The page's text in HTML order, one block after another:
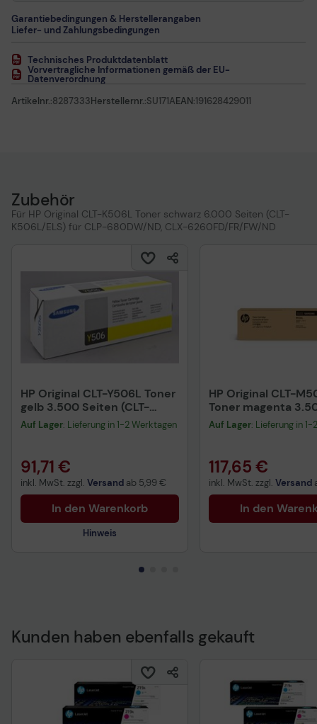
Garantiebedingungen & Herstellerangaben
Liefer- und Zahlungsbedingungen
Technisches Produktdatenblatt
Vorvertragliche Informationen gemäß der EU-
Datenverordnung
Artikelnr.:8287333Herstellernr.:SU171AEAN:191628429011
Zubehör
Für HP Original CLT-K506L Toner schwarz 6.000 Seiten (CLT-
K506L/ELS) für CLP-680DW/ND, CLX-6260FD/FR/FW/ND
HP Original CLT-Y506L Toner
gelb 3.500 Seiten (CLT-
Y506L/ELS) für CLP-
680DW/ND, CLX-
Auf Lager: Lieferung in 1-2 Werktagen
91,71 €
inkl. MwSt. zzgl. Versand ab 5,99 €
In den Warenkorb
Hinweis
Datenverordnung
HP Original CLT-
Toner magenta
(CLT-M506L/ELS)
680DW/ND, CLX-
Auf Lager: Lieferung in
117,65 €
inkl. MwSt. zzgl. Versand
In den
Kunden haben ebenfalls gekauft